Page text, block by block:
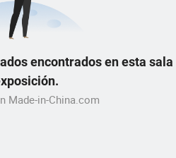
encontrados en esta sala
Made-in-China.com